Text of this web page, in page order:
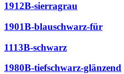
1912B-sierragrau
1901B-blauschwarz-für
1113B-schwarz
1980B-tiefschwarz-glänzend